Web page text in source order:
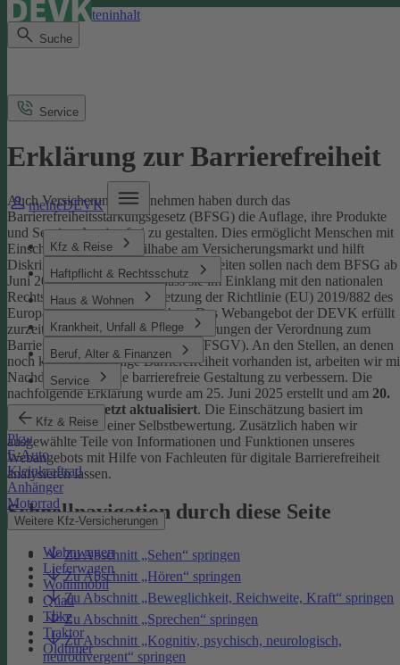
Direkt zum Seiteninhalt
Suche
meineDEVK
Kfz & Reise
Haftpflicht & Rechtsschutz
Haus & Wohnen
Krankheit, Unfall & Pflege
Beruf, Alter & Finanzen
Service
Kfz & Reise
Pkw
E-Auto
Kleinkraftrad
Anhänger
Motorrad
Weitere Kfz-Versicherungen
Wohnwagen
Lieferwagen
Wohnmobil
Quad
Trike
Traktor
Oldtimer
Service
Erklärung zur Barrierefreiheit
Auch Versicherungsunternehmen haben durch das
Barrierefreiheitsstärkungsgesetz (BFSG) die Auflage, ihre Produkte
und Services barrierefrei zu gestalten. Dies ermöglicht Menschen mit
Einschränkungen die Teilhabe am Versicherungsmarkt und hilft
Diskriminierung abzubauen. Internetseiten sollen nach dem BFSG ab
Juni 2025 so gestaltet sein, dass sie im Einklang mit den nationalen
Rechtsvorschriften zur Umsetzung der Richtlinie (EU) 2019/882 des
Europäischen Parlaments stehen.Das Webangebot der DEVK erfüllt
zurzeit nicht vollständig die Anforderungen der Verordnung zum
Barrierefreiheitsstärkungsgesetz (BFSGV). An den Stellen, an denen
noch keine vollständige Barrierefreiheit vorhanden ist, arbeiten wir
Nachdruck daran, die barrierefreie Gestaltung zu verbessern. Die
nachfolgende Erklärung wurde am 25. Juni 2025 erstellt und am 20.
Januar 2026 zuletzt aktualisiert. Die Einschätzung basiert im
Wesentlichen auf einer Selbstbewertung. Zusätzlich haben wir
ausgewählte Teile von Informationen und Funktionen unseres
Webangebots mit Hilfe von Fachleuten für digitale Barrierefreiheit
analysieren lassen.
Schnellnavigation durch diese Seite
Zu Abschnitt „Sehen“ springen
Zu Abschnitt „Hören“ springen
Zu Abschnitt „Beweglichkeit, Reichweite, Kraft“ springen
Zu Abschnitt „Sprechen“ springen
Zu Abschnitt „Kognitiv, psychisch, neurologisch,
neurodivergent“ springen